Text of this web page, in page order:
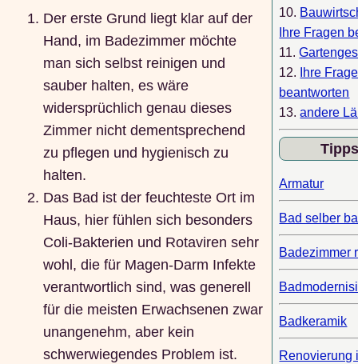
Der erste Grund liegt klar auf der
Hand, im Badezimmer möchte
man sich selbst reinigen und
sauber halten, es wäre
widersprüchlich genau dieses
Zimmer nicht dementsprechend
zu pflegen und hygienisch zu
halten.
Das Bad ist der feuchteste Ort im
Haus, hier fühlen sich besonders
Coli-Bakterien und Rotaviren sehr
wohl, die für Magen-Darm Infekte
verantwortlich sind, was generell
für die meisten Erwachsenen zwar
unangenehm, aber kein
schwerwiegendes Problem ist.
10.
Ihre Fragen
11.
12.
Ihre
beantworten
13.andere
Armatur
Bad selber
Badezimmer
Badkeramik
Renovierung